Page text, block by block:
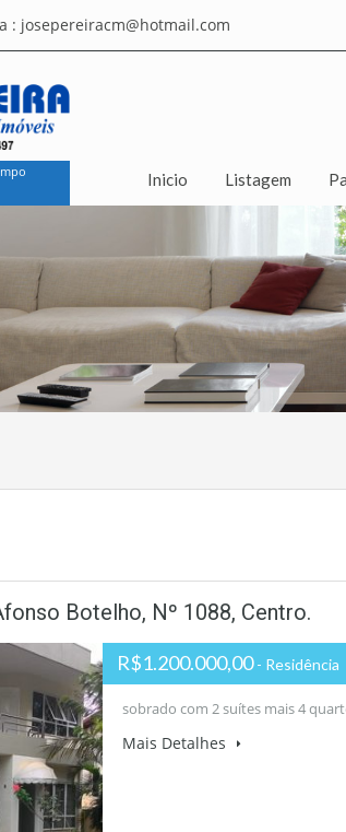
: josepereiracm@hotmail.com
Inicio Listagem
Botelho, Nº 1088, Centro.
R$1.200.000,00- Residência
sobrado com 2 suítes mais 4
Mais Detalhes